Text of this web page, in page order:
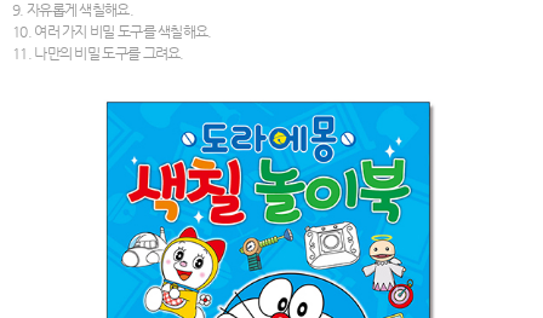
9. 자유롭게 색칠해요.
10. 여러 가지 비밀 도구를 색칠해요.
11. 나만의 비밀 도구를 그려요.